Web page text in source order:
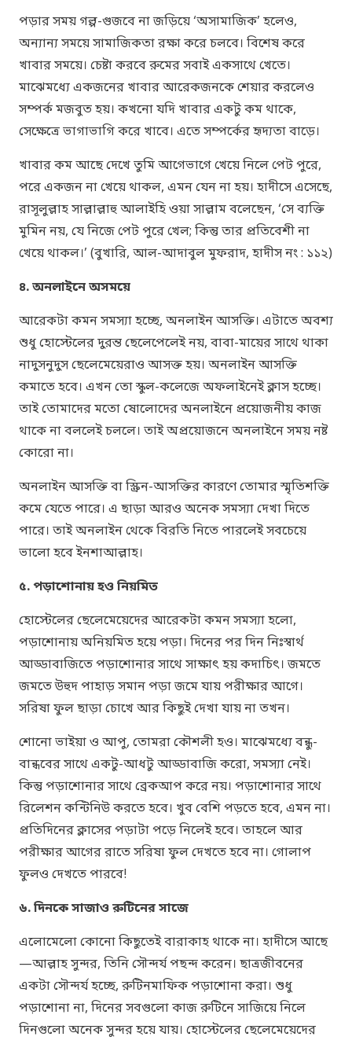
পড়ার সময় গল্প-গুজবে না জড়িয়ে ‘অসামাজিক’ হলেও,
অন্যান্য সময়ে সামাজিকতা রক্ষা করে চলবে। বিশেষ করে
খাবার সময়ে। চেষ্টা করবে রুমের সবাই একসাথে খেতে।
মাঝেমধ্যে একজনের খাবার আরেকজনকে শেয়ার করলেও
সম্পর্ক মজবুত হয়। কখনো যদি খাবার একটু কম থাকে,
সেক্ষেত্রে ভাগাভাগি করে খাবে। এতে সম্পর্কের হৃদ্যতা বাড়ে।
খাবার কম আছে দেখে তুমি আগেভাগে খেয়ে নিলে পেট পুরে,
পরে একজন না খেয়ে থাকল, এমন যেন না হয়। হাদীসে এসেছে,
রাসূলুল্লাহ সাল্লাল্লাহু আলাইহি ওয়া সাল্লাম বলেছেন, ‘সে ব্যক্তি
মুমিন নয়, যে নিজে পেট পুরে খেল; কিন্তু তার প্রতিবেশী না
খেয়ে থাকল।’ (বুখারি, আল-আদাবুল মুফরাদ, হাদীস নং : ১১২)
৪. অনলাইনে অসময়ে
আরেকটা কমন সমস্যা হচ্ছে, অনলাইন আসক্তি। এটাতে অবশ্য
শুধু হোস্টেলের দুরন্ত ছেলেপেলেই নয়, বাবা-মায়ের সাথে থাকা
নাদুসনুদুস ছেলেমেয়েরাও আসক্ত হয়। অনলাইন আসক্তি
কমাতে হবে। এখন তো স্কুল-কলেজে অফলাইনেই ক্লাস হচ্ছে।
তাই তোমাদের মতো ষোলোদের অনলাইনে প্রয়োজনীয় কাজ
থাকে না বললেই চললে। তাই অপ্রয়োজনে অনলাইনে সময় নষ্ট
কোরো না।
অনলাইন আসক্তি বা স্ক্রিন-আসক্তির কারণে তোমার স্মৃতিশক্তি
কমে যেতে পারে। এ ছাড়া আরও অনেক সমস্যা দেখা দিতে
পারে। তাই অনলাইন থেকে বিরতি নিতে পারলেই সবচেয়ে
ভালো হবে ইনশাআল্লাহ।
৫. পড়াশোনায় হও নিয়মিত
হোস্টেলের ছেলেমেয়েদের আরেকটা কমন সমস্যা হলো,
পড়াশোনায় অনিয়মিত হয়ে পড়া। দিনের পর দিন নিঃস্বার্থ
আড্ডাবাজিতে পড়াশোনার সাথে সাক্ষাৎ হয় কদাচিৎ। জমতে
জমতে উহুদ পাহাড় সমান পড়া জমে যায় পরীক্ষার আগে।
সরিষা ফুল ছাড়া চোখে আর কিছুই দেখা যায় না তখন।
শোনো ভাইয়া ও আপু, তোমরা কৌশলী হও। মাঝেমধ্যে বন্ধু-
বান্ধবের সাথে একটু-আধটু আড্ডাবাজি করো, সমস্যা নেই।
কিন্তু পড়াশোনার সাথে ব্রেকআপ করে নয়। পড়াশোনার সাথে
রিলেশন কন্টিনিউ করতে হবে। খুব বেশি পড়তে হবে, এমন না।
প্রতিদিনের ক্লাসের পড়াটা পড়ে নিলেই হবে। তাহলে আর
পরীক্ষার আগের রাতে সরিষা ফুল দেখতে হবে না। গোলাপ
ফুলও দেখতে পারবে!
৬. দিনকে সাজাও রুটিনের সাজে
এলোমেলো কোনো কিছুতেই বারাকাহ থাকে না। হাদীসে আছে
—আল্লাহ সুন্দর, তিনি সৌন্দর্য পছন্দ করেন। ছাত্রজীবনের
একটা সৌন্দর্য হচ্ছে, রুটিনমাফিক পড়াশোনা করা। শুধু
পড়াশোনা না, দিনের সবগুলো কাজ রুটিনে সাজিয়ে নিলে
দিনগুলো অনেক সুন্দর হয়ে যায়। হোস্টেলের ছেলেমেয়েদের